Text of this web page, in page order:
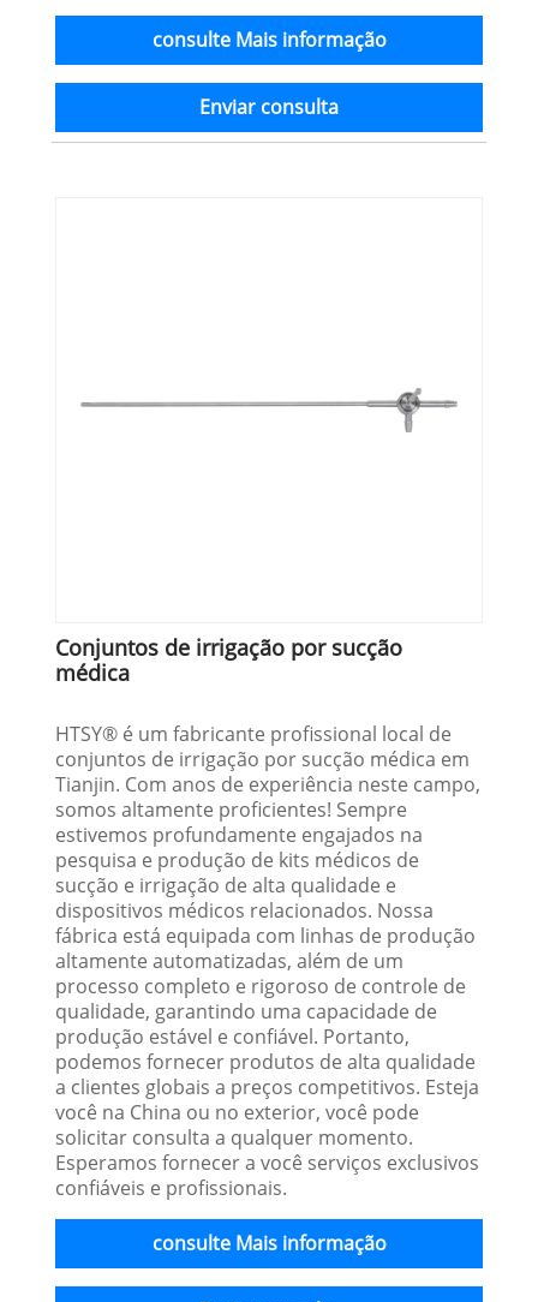
consulte Mais informação
Enviar consulta
Conjuntos de irrigação por sucção
médica
HTSY® é um fabricante profissional local de
conjuntos de irrigação por sucção médica em
Tianjin. Com anos de experiência neste campo,
somos altamente proficientes! Sempre
estivemos profundamente engajados na
pesquisa e produção de kits médicos de
sucção e irrigação de alta qualidade e
dispositivos médicos relacionados. Nossa
fábrica está equipada com linhas de produção
altamente automatizadas, além de um
processo completo e rigoroso de controle de
qualidade, garantindo uma capacidade de
produção estável e confiável. Portanto,
podemos fornecer produtos de alta qualidade
a clientes globais a preços competitivos. Esteja
você na China ou no exterior, você pode
solicitar consulta a qualquer momento.
Esperamos fornecer a você serviços exclusivos
confiáveis ​​e profissionais.
consulte Mais informação